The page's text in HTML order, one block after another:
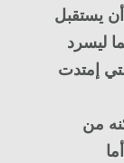
أن يستقبل
ليسرد
إمتدت
من